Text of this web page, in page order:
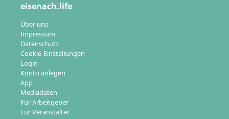
eisenach.life
Über uns
Impressum
Datenschutz
Cookie-Einstellungen
Login
Konto anlegen
App
Mediadaten
Für Arbeitgeber
Für Veranstalter